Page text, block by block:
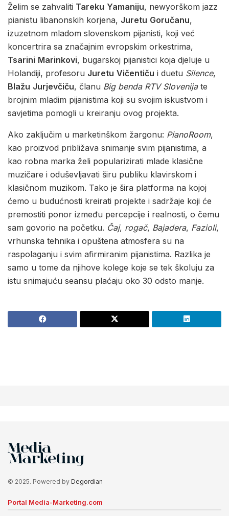
Želim se zahvaliti Tareku Yamaniju, newyorškom jazz
pianistu libanonskih korjena, Juretu Goručanu,
izuzetnom mladom slovenskom pijanisti, koji već
koncertrira sa značajnim evropskim orkestrima,
Tsarini Marinkovi, bugarskoj pijanistici koja djeluje u
Holandiji, profesoru Juretu Vičentiču i duetu Silence,
Blažu Jurjevčiču, članu Big benda RTV Slovenijate
brojnim mladim pijanistima koji su svojim iskustvom i
savjetima pomogli u kreiranju ovog projekta.
Ako zaključim u marketinškom žargonu: PianoRoom,
kao proizvod približava snimanje svim pijanistima, a
kao robna marka želi popularizirati mlade klasične
muzičare i oduševljavati širu publiku klavirskom i
klasičnom muzikom. Tako je šira platforma na kojoj
ćemo u budućnosti kreirati projekte i sadržaje koji će
premostiti ponor između percepcije i realnosti, o čemu
sam govorio na početku. Čaj, rogač, Bajadera, Fazioli,
vrhunska tehnika i opuštena atmosfera su na
raspolaganju i svim afirmiranim pijanistima. Razlika je
samo u tome da njihove kolege koje se tek školuju za
istu snimajuću seansu plaćaju oko 30 odsto manje.
© 2025. Powered by Degordian
Portal Media-Marketing.com